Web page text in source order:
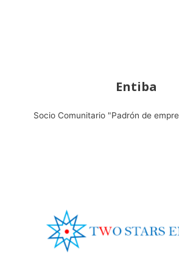
Entiba
Socio Comunitario "Padrón de